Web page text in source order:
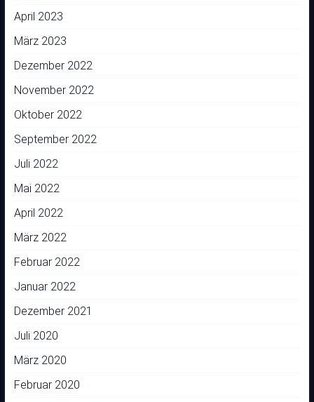
April 2023
März 2023
Dezember 2022
November 2022
Oktober 2022
September 2022
Juli 2022
Mai 2022
April 2022
März 2022
Februar 2022
Januar 2022
Dezember 2021
Juli 2020
März 2020
Februar 2020